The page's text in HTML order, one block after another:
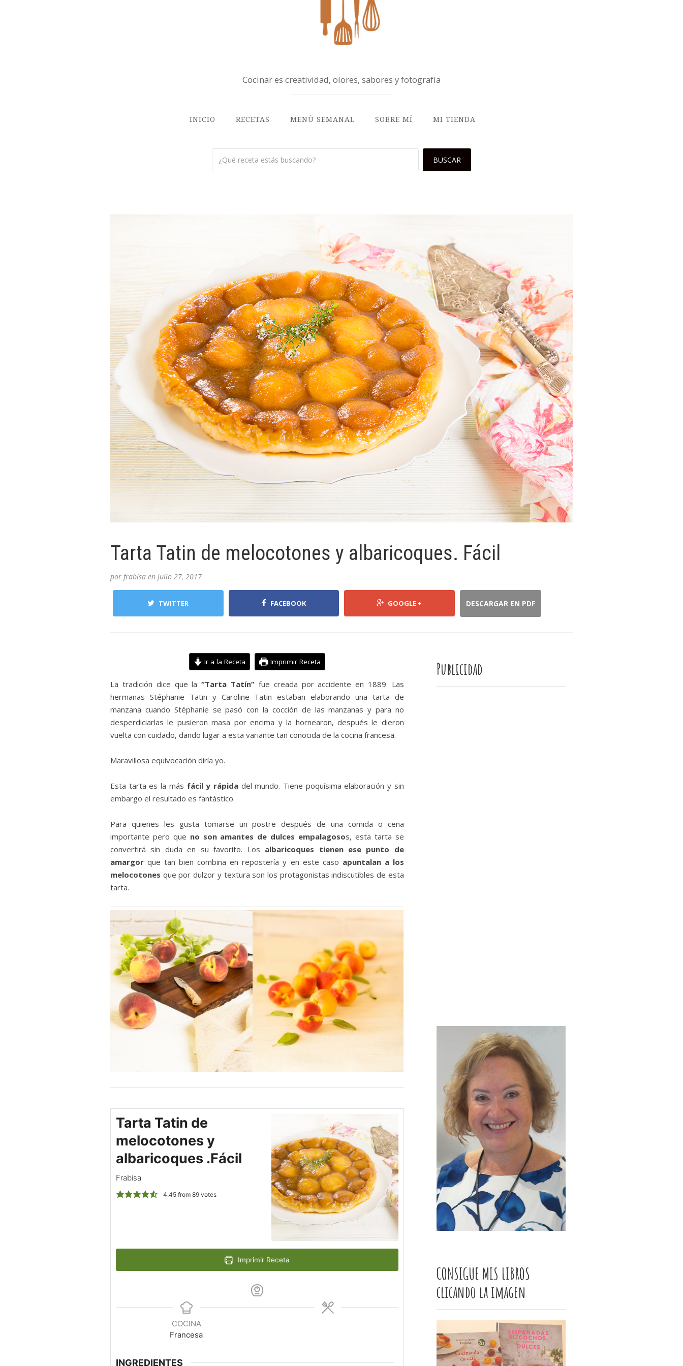
Cocinar es creatividad, olores, sabores y fotografía
INICIO RECETAS MENÚ SEMANAL SOBRE MÍ MI TIENDA
Tarta Tatin de melocotones y albaricoques. Fácil
por frabisa en julio 27, 2017
TWITTER FACEBOOK GOOGLE + DESCARGAR EN PDF
Ir a la Receta Imprimir Receta
La tradición dice que la “Tarta Tatín” fue creada por accidente en 1889. Las
hermanas Stéphanie Tatin y Caroline Tatin estaban elaborando una tarta de
manzana cuando Stéphanie se pasó con la cocción de las manzanas y para no
desperdiciarlas le pusieron masa por encima y la hornearon, después le dieron
vuelta con cuidado, dando lugar a esta variante tan conocida de la cocina francesa.
Maravillosa equivocación diría yo.
Esta tarta es la más fácil y rápidadel mundo. Tiene poquísima elaboración y sin
embargo el resultado es fantástico.
Para quienes les gusta tomarse un postre después de una comida o cena
importante pero que no son amantes de dulces empalagosos, esta tarta se
convertirá sin duda en su favorito. Los albaricoques tienen ese punto de
amargor que tan bien combina en repostería y en este caso apuntalan a los
melocotones que por dulzor y textura son los protagonistas indiscutibles de esta
tarta.
Tarta Tatin de
melocotones y
albaricoques .Fácil
Frabisa
4.45from 89votes
Imprimir Receta
COCINA
Francesa
INGREDIENTES
Publicidad
CONSIGUE MIS LIBROS
clicando la imagen